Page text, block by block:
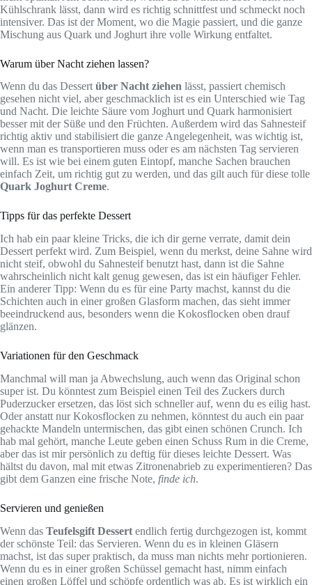
Kühlschrank lässt, dann wird es richtig schnittfest und schmeckt noch
intensiver. Das ist der Moment, wo die Magie passiert, und die ganze
Mischung aus Quark und Joghurt ihre volle Wirkung entfaltet.
Warum über Nacht ziehen lassen?
Wenn du das Dessertüber Nacht ziehen lässt, passiert chemisch
gesehen nicht viel, aber geschmacklich ist es ein Unterschied wie Tag
und Nacht. Die leichte Säure vom Joghurt und Quark harmonisiert
besser mit der Süße und den Früchten. Außerdem wird das Sahnesteif
richtig aktiv und stabilisiert die ganze Angelegenheit, was wichtig ist,
wenn man es transportieren muss oder es am nächsten Tag servieren
will. Es ist wie bei einem guten Eintopf, manche Sachen brauchen
einfach Zeit, um richtig gut zu werden, und das gilt auch für diese tolle
Quark Joghurt Creme.
Tipps für das perfekte Dessert
Ich hab ein paar kleine Tricks, die ich dir gerne verrate, damit dein
Dessert perfekt wird. Zum Beispiel, wenn du merkst, deine Sahne wird
nicht steif, obwohl du Sahnesteif benutzt hast, dann ist die Sahne
wahrscheinlich nicht kalt genug gewesen, das ist ein häufiger Fehler.
Ein anderer Tipp: Wenn du es für eine Party machst, kannst du die
Schichten auch in einer großen Glasform machen, das sieht immer
beeindruckend aus, besonders wenn die Kokosflocken oben drauf
glänzen.
Variationen für den Geschmack
Manchmal will man ja Abwechslung, auch wenn das Original schon
super ist. Du könntest zum Beispiel einen Teil des Zuckers durch
Puderzucker ersetzen, das löst sich schneller auf, wenn du es eilig hast.
Oder anstatt nur Kokosflocken zu nehmen, könntest du auch ein paar
gehackte Mandeln untermischen, das gibt einen schönen Crunch. Ich
hab mal gehört, manche Leute geben einen Schuss Rum in die Creme,
aber das ist mir persönlich zu deftig für dieses leichte Dessert. Was
hältst du davon, mal mit etwas Zitronenabrieb zu experimentieren? Das
gibt dem Ganzen eine frische Note, finde ich.
Servieren und genießen
Wenn das Teufelsgift Dessert endlich fertig durchgezogen ist, kommt
der schönste Teil: das Servieren. Wenn du es in kleinen Gläsern
machst, ist das super praktisch, da muss man nichts mehr portionieren.
Wenn du es in einer großen Schüssel gemacht hast, nimm einfach
einen großen Löffel und schöpfe ordentlich was ab. Es ist wirklich ein